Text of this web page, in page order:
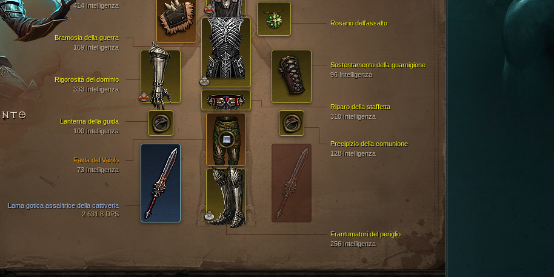
Bramosia della guerra
169 Intelligenza
Frantumatori del periglio
256 Intelligenza
Rigorosità del dominio
333 Intelligenza
414 Intelligenza
Falda del Vaiolo
73 Intelligenza
Sostentamento della guarnigione
96 Intelligenza
Lama gotica assalitrice della cattiveria
2.631,8 DPS
Riparo della staffetta
310 Intelligenza
Precipizio della comunione
128 Intelligenza
Lanterna della guida
100 Intelligenza
Rosario dell'assalto